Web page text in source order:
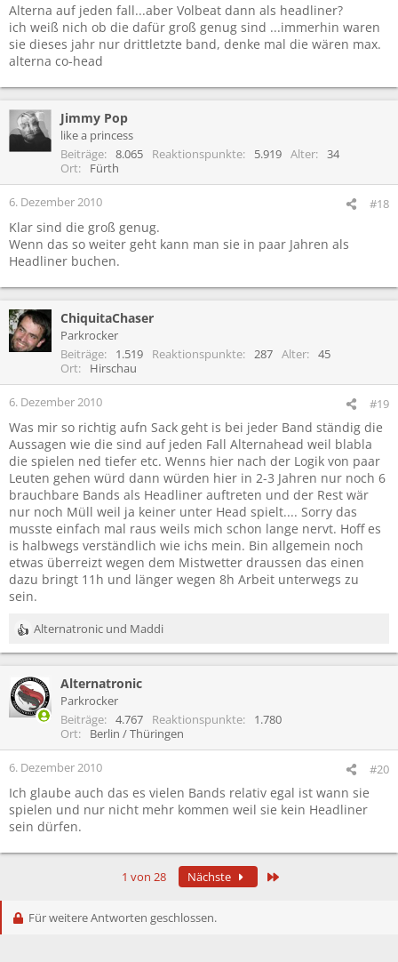
Alterna auf jeden fall...aber Volbeat dann als headliner?
ich weiß nich ob die dafür groß genug sind ...immerhin waren
sie dieses jahr nur drittletzte band, denke mal die wären max.
alterna co-head
Jimmy Pop
like a princess
Beiträge
8.065 Reaktionspunkte 5.919 Alter
34
Ort
Fürth
6. Dezember 2010 #18
Klar sind die groß genug.
Wenn das so weiter geht kann man sie in paar Jahren als
Headliner buchen.
ChiquitaChaser
Parkrocker
Beiträge
1.519 Reaktionspunkte 287 Alter
45
Ort
Hirschau
6. Dezember 2010 #19
Was mir so richtig aufn Sack geht is bei jeder Band ständig die
Aussagen wie die sind auf jeden Fall Alternahead weil blabla
die spielen ned tiefer etc. Wenns hier nach der Logik von paar
Leuten gehen würd dann würden hier in 2-3 Jahren nur noch 6
brauchbare Bands als Headliner auftreten und der Rest wär
nur noch Müll weil ja keiner unter Head spielt.... Sorry das
musste einfach mal raus weils mich schon lange nervt. Hoff es
is halbwegs verständlich wie ichs mein. Bin allgemein noch
etwas überreizt wegen dem Mistwetter draussen das einen
dazu bringt 11h und länger wegen 8h Arbeit unterwegs zu
sein.
R
e
k
t
i
n
:
Alternatronic und Maddi
Alternatronic
Parkrocker
Beiträge
4.767 Reaktionspunkte
1.780
Ort
Berlin / Thüringen
6. Dezember 2010 #20
Ich glaube auch das es vielen Bands relativ egal ist wann sie
spielen und nur nicht mehr kommen weil sie kein Headliner
sein dürfen.
1 von 28 Nächste
Für weitere Antworten geschlossen.